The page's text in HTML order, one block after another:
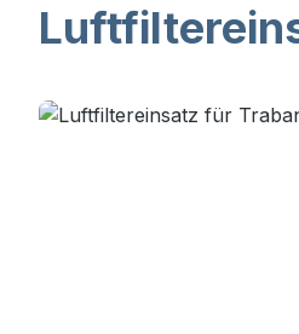
Bildergalerie überspringen